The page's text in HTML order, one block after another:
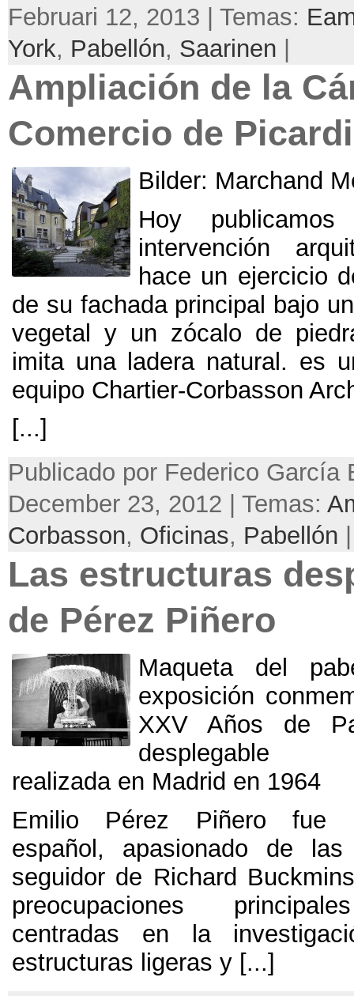
Februari 12, 2013 | Temas:
York, Pabellón, Saarinen
Ampliación de la
Comercio de
Bilder: Marchand
Hoy
intervención
hace un ejercicio
de su fachada principal bajo
vegetal y un zócalo de
imita una ladera natural. es
equipo Chartier-Corbasson
[...]
Publicado por Federico García
December 23, 2012 | Temas:
Corbasson, Oficinas, Pabellón
Las estructuras
de Pérez Piñero
Maqueta del
exposición
XXV Años de
desplegable
realizada en Madrid en 1964
Emilio Pérez Piñero fue
español , apasionado de
seguidor de Richard
preocupaciones
centradas en la
estructuras ligeras y [...]